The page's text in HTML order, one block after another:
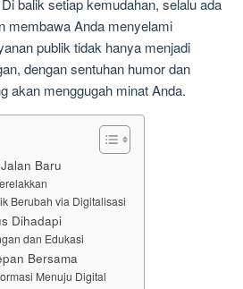
balik setiap kemudahan, selalu ada
membawa Anda menyelami
publik tidak hanya menjadi
dengan sentuhan humor dan
akan menggugah minat Anda.
Baru
Berubah via Digitalisasi
Dihadapi
dan Edukasi
Bersama
Menuju Digital